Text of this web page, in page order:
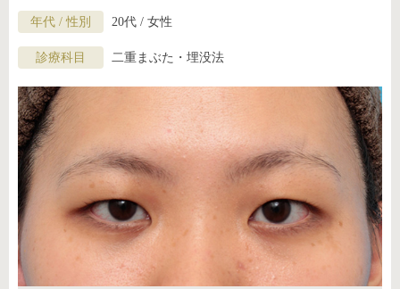
年代 / 性別 20代 / 女性
診療科目 二重まぶた・埋没法